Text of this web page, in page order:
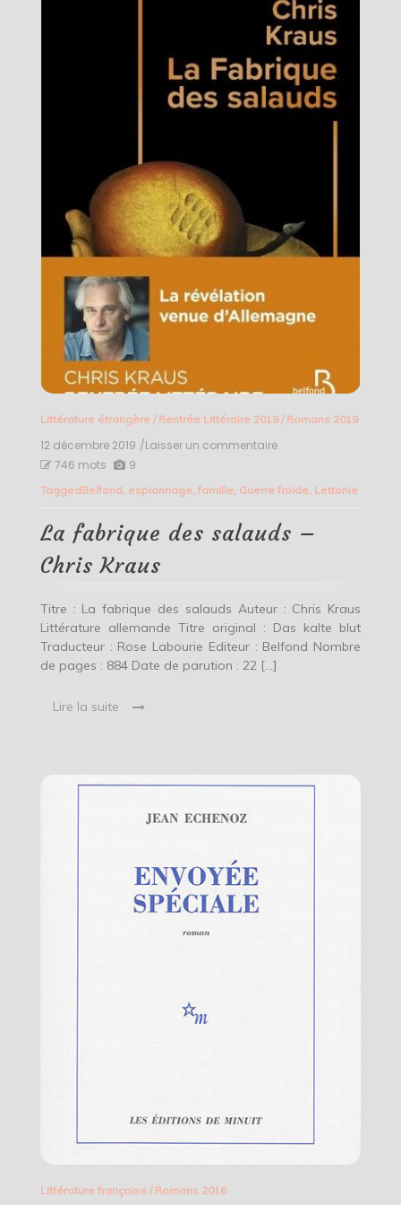
Littérature étrangère/ Rentrée Littéraire 2019/ Romans 2019
12 décembre 2019 /Laisser un commentaireon
des
–
Chris
746 mots 9
TaggedBelfond, espionnage, famille, Guerre froide, Lettonie
La fabrique des salauds –
Chris Kraus
Titre : La fabrique des salauds Auteur : Chris Kraus
Littérature allemande Titre original : Das kalte blut
Traducteur : Rose Labourie Editeur : Belfond Nombre
de pages : 884 Date de parution : 22 […]
Lire la suite
Littérature française/ Romans 2016